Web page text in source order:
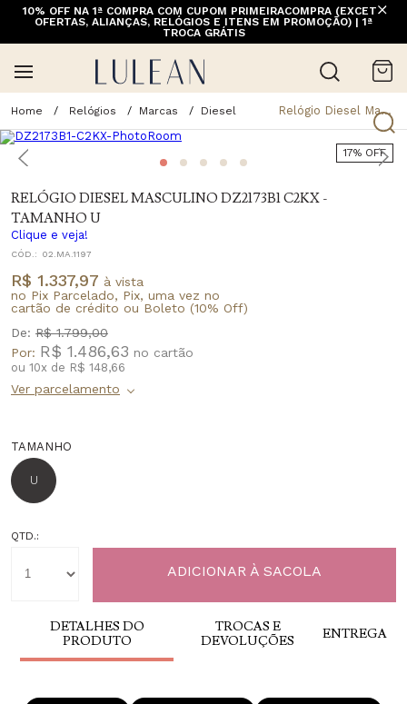
10% OFF NA 1ª COMPRA COM CUPOM PRIMEIRACOMPRA (EXCETO
OFERTAS, ALIANÇAS, RELÓGIOS E ITENS EM PROMOÇÃO) | 1ª
TROCA GRÁTIS
Relógios Marcas Diesel Relógio Diesel Masculino Dz2173b1 C2kx - Tamanho U
17% OFF
RELÓGIO DIESEL MASCULINO DZ2173B1 C2KX -
TAMANHO U
Clique e veja!
CÓD.: 02.MA.1197
R$ 1.337,97 à vista
no Pix Parcelado, Pix, uma vez no
cartão de crédito ou Boleto (10% Off)
De: R$ 1.799,00
Por: R$ 1.486,63
ou 10x de R$ 148,66
TAMANHO
U
QTD.:
DETALHES DO
PRODUTO
TROCAS E
DEVOLUÇÕES
ENTREGA